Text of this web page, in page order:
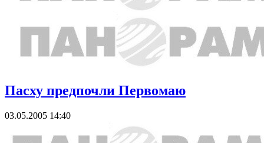
Пасху предпочли Первомаю
03.05.2005 14:40